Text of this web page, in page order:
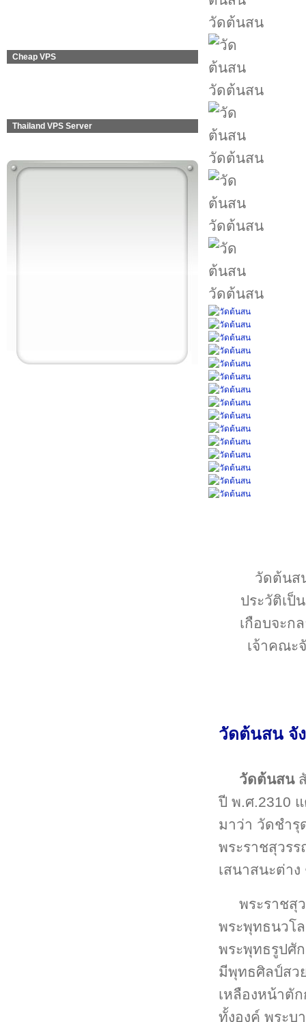
Cheap VPS
Thailand VPS Server
วัดต้นสน
วัดต้นสน
วัดต้นสน
วัดต้นสน
วัดต้นสน
วัดต้นส
ประวัติเป็
เกือบจะก
เจ้าคณะ
วัดต้นสน จั
วัดต้นสนสั
ปี พ.ศ.2310
มาว่า วัดชำรุ
พระราชสุวร
เสนาสนะต่า
พระราชสุ
พระพุทธนวโล
พระพุทธรูปศั
มีพุทธศิลป์สว
เหลืองหน้าตั
ทั้งองค์ พระบ